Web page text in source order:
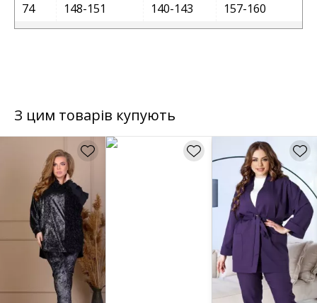
74
148-151 140-143 157-160
З цим товарів купують